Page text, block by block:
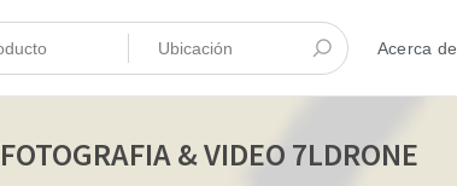
Acerca de
& VIDEO 7LDRONE